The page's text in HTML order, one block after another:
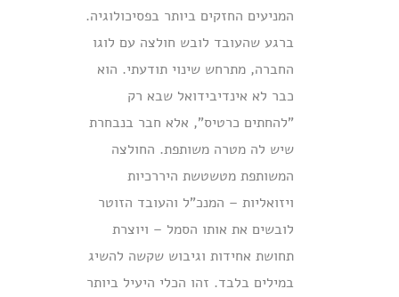
המניעים החזקים ביותר בפסיכולוגיה.
ברגע שהעובד לובש חולצה עם לוגו
החברה, מתרחש שינוי תודעתי. הוא
כבר לא אינדיבידואל שבא רק
"להחתים כרטיס", אלא חבר בנבחרת
שיש לה מטרה משותפת. החולצה
המשותפת מטשטשת היררכיות
ויזואליות – המנכ"ל והעובד הזוטר
לובשים את אותו הסמל – ויוצרת
תחושת אחידות וגיבוש שקשה להשיג
במילים בלבד. זהו הכלי היעיל ביותר